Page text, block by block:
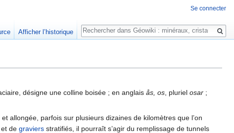
désigne une colline boisée ; en anglais ås, os , pluriel osar ;
allongée, parfois sur plusieurs dizaines de kilomètres que l’on
et degraviers stratifiés, il pourraît s’agir du remplissage de tunnels
Se connecter
Afficher l’historique
Rechercher